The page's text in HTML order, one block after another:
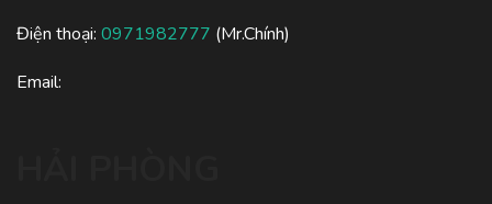
Điện thoại: 0971982777 (Mr.Chính)
Email: